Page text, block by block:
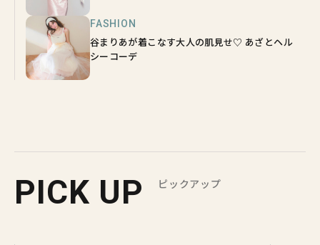
FASHION
谷まりあが着こなす大人の肌見せ♡ あざとヘル
シーコーデ
PICK UP ピックアップ